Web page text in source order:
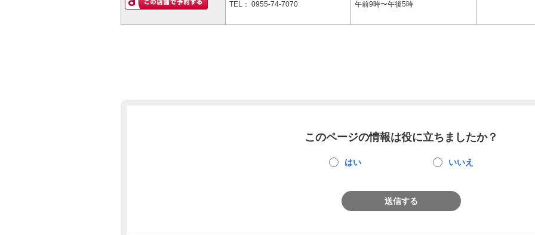
TEL： 0955-74-7070
午前9時〜午後5時
このページの情報は役に立ちましたか？
はい いいえ
送信する